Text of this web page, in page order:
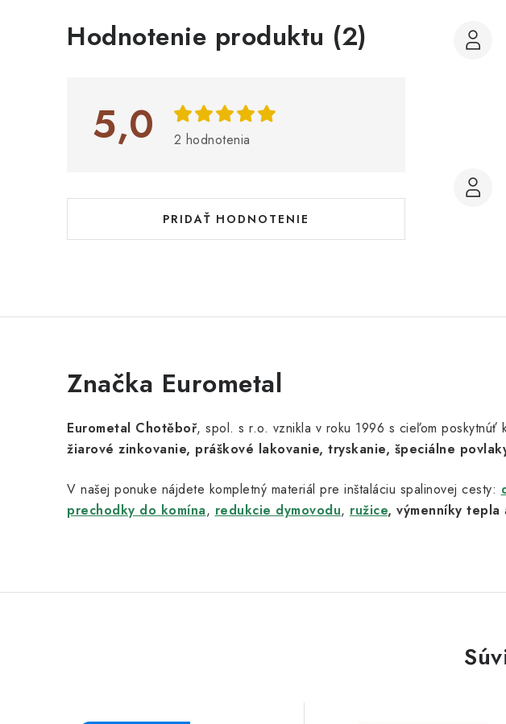
Hodnotenie produktu (2)
5,0 2 hodnotenia
PRIDAŤ HODNOTENIE
V
o
n
e
í
Značka Eurometal
Eurometal Chotěboř, spol. s r.o. vznikla v roku 1996 s cieľom poskytnúť
žiarové zinkovanie, práškové lakovanie, tryskanie, špeciálne
V našej ponuke nájdete kompletný materiál pre inštaláciu spalinovej cesty:
prechodky do komína, redukcie dymovodu, ružice, výmenníky tepla